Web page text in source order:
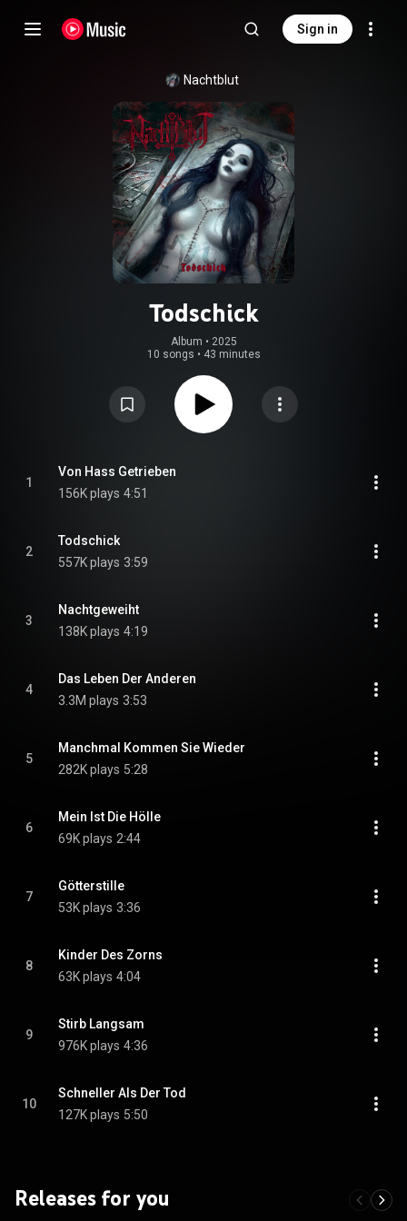
Sign in
Nachtblut
Todschick
Album • 2025
10 songs • 43 minutes
1
Von Hass Getrieben
156K plays 4:51
2
Todschick
557K plays 3:59
3
Nachtgeweiht
138K plays 4:19
4
Das Leben Der Anderen
3.3M plays 3:53
5
Manchmal Kommen Sie Wieder
282K plays 5:28
6
Mein Ist Die Hölle
69K plays 2:44
7
Götterstille
53K plays 3:36
8
Kinder Des Zorns
63K plays 4:04
9
Stirb Langsam
976K plays 4:36
10
Schneller Als Der Tod
127K plays 5:50
Releases for you